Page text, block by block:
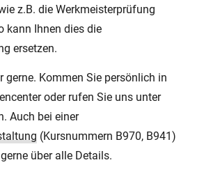
z.B. die Werkmeisterprüfung
kann Ihnen dies die
ersetzen.
gerne. Kommen Sie persönlich in
oder rufen Sie uns unter
Auch bei einer
(Kursnummern B970, B941)
über alle Details.